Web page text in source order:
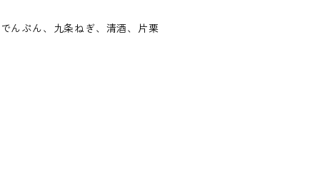
んぷん、九条ねぎ、清酒、片栗